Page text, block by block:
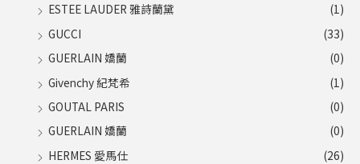
ESTEE LAUDER 雅詩蘭黛
(1)
GUCCI
(33)
GUERLAIN 嬌蘭
(0)
Givenchy 紀梵希
(1)
GOUTAL PARIS
(0)
GUERLAIN 嬌蘭
(0)
HERMES 愛馬仕
(26)